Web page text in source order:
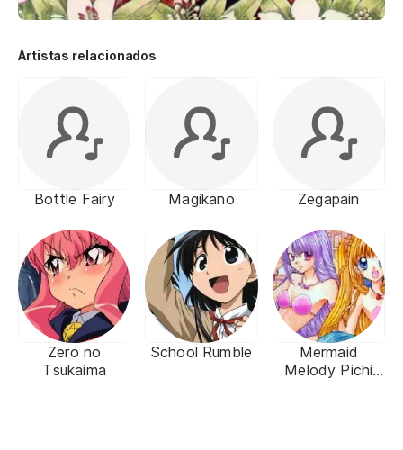
Artistas relacionados
Bottle Fairy Magikano Zegapain
Zero no
Tsukaima
School Rumble
Mermaid
Melody Pichi